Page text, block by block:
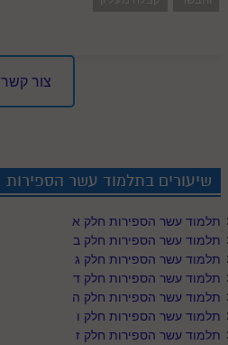
לאתר ספר הרב
צור קשר
שיעורים בתלמוד עשר הספירות
תלמוד עשר הספירות חלק א
תלמוד עשר הספירות חלק ב
תלמוד עשר הספירות חלק ג
תלמוד עשר הספירות חלק ד
תלמוד עשר הספירות חלק ה
תלמוד עשר הספירות חלק ו
תלמוד עשר הספירות חלק ז